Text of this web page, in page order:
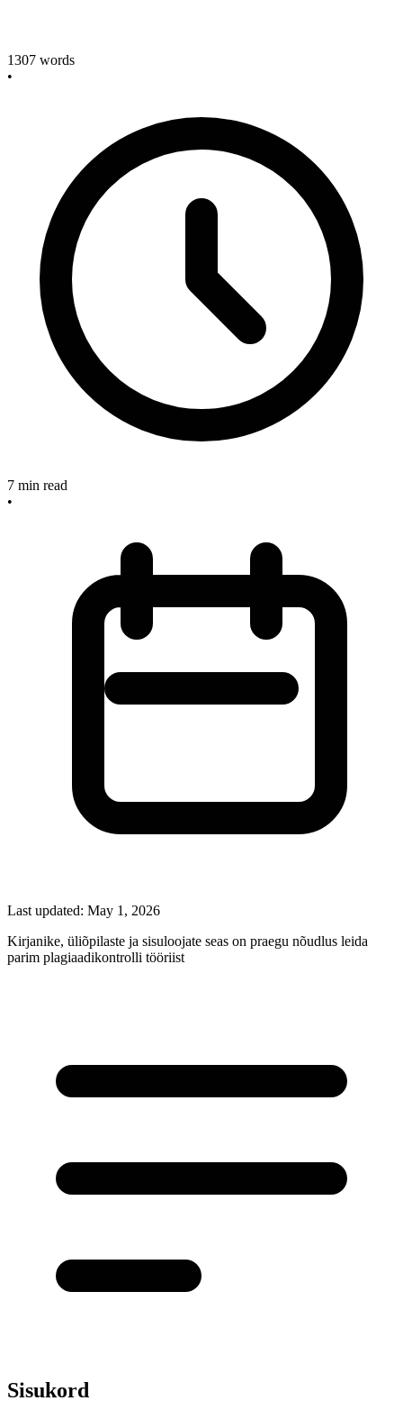
1307 words
•
7 min read
•
Last updated: May 1, 2026
Kirjanike, üliõpilaste ja sisuloojate seas on praegu nõudlus leida
parim plagiaadikontrolli tööriist
Sisukord